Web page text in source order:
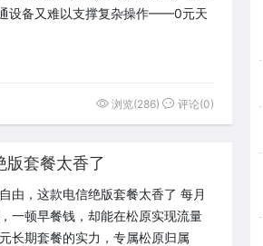
设备又难以支撑复杂操作——0元天
浏览(286) 评论(0)
版套餐太香了
由，这款电信绝版套餐太香了 每月
一顿早餐钱，却能在松原实现流量
期套餐的实力，专属松原归属